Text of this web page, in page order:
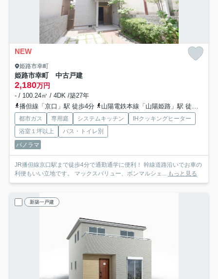
NEW
姫路市幸町
姫路市幸町 中古戸建
2,180万円
- / 100.24㎡ / 4DK /築27年
播但線「京口」駅 徒歩4分
山陽電鉄本線「山陽姫路」駅 徒歩27分
都市ガス 専用庭 システムキッチン
IHクッキングヒーター
浴室１坪以上
バス・トイレ別
パノラマ
JR播但線京口駅まで徒歩4分で通勤通学に便利！ 幹線道路沿いでお車の
利便もいい立地です。 マックスバリュー、ボンマルシェ... もっと見る
新築一戸建